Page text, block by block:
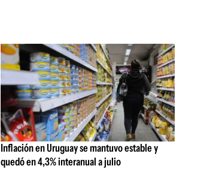
Inflación en Uruguay se mantuvo estable y
quedó en 4,3% interanual a julio